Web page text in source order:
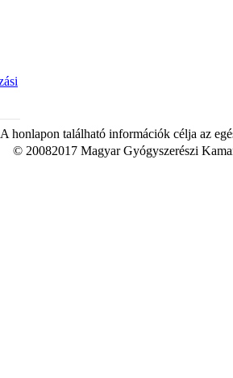
A honlapon található információk célja az
© 20082017 Magyar Gyógyszerészi